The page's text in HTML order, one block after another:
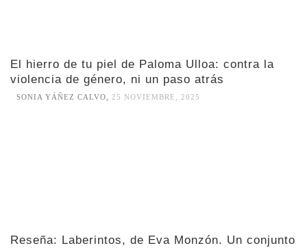
El hierro de tu piel de Paloma Ulloa: contra la
violencia de género, ni un paso atrás
SONIA YÁÑEZ CALVO, 25 NOVIEMBRE, 2025
Reseña: Laberintos, de Eva Monzón. Un conjunto